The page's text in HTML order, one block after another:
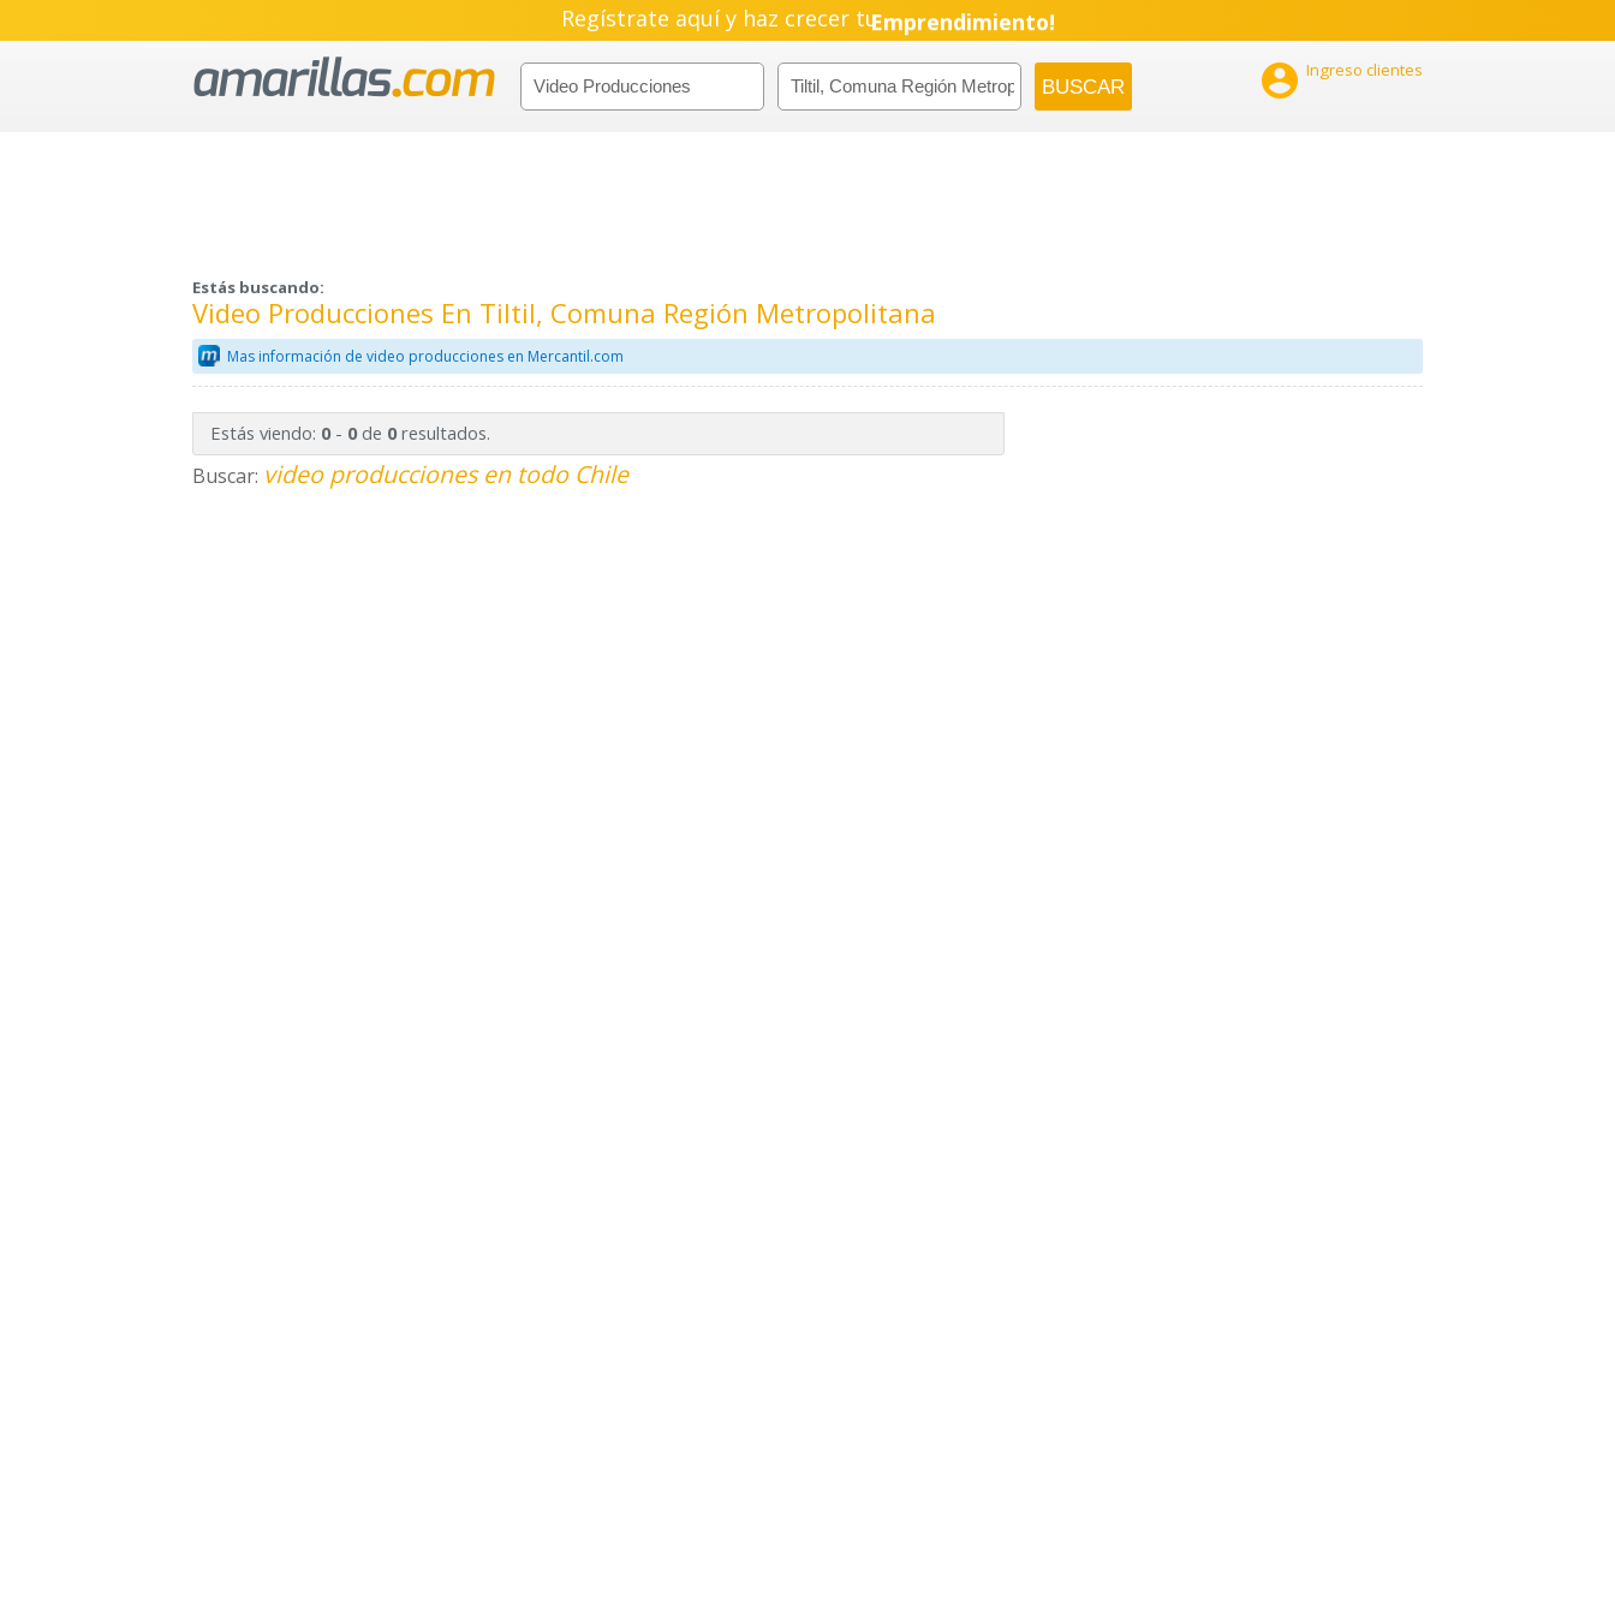
Regístrate aquí y haz crecer tuEmprendimiento!
 Ingreso clientes
Estás buscando:
Video Producciones En Tiltil, Comuna Región Metropolitana
Mas información de video producciones en Mercantil.com
Estás viendo: 0- 0de 0resultados.
Buscar: video producciones en todo Chile